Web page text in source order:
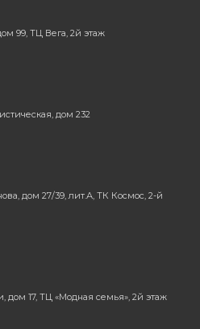
99, ТЦ Вега, 2й этаж
дом 232
дом 27/39, лит.А, ТК Космос, 2-й
дом 17, ТЦ «Модная семья», 2й этаж